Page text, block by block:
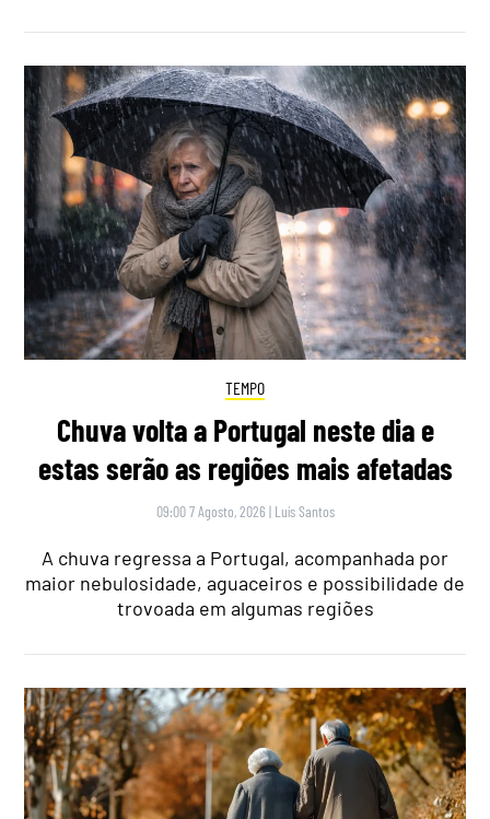
TEMPO
Chuva volta a Portugal neste dia e
estas serão as regiões mais afetadas
09:00 7 Agosto, 2026 | Luís Santos
A chuva regressa a Portugal, acompanhada por
maior nebulosidade, aguaceiros e possibilidade de
trovoada em algumas regiões